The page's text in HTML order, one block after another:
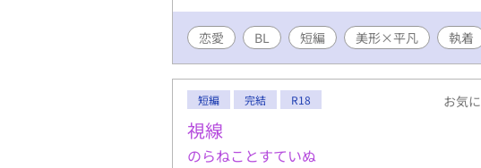
恋愛 BL 短編 美形×平凡 執着
短編 完結 R18 お気
視線
のらねことすていぬ